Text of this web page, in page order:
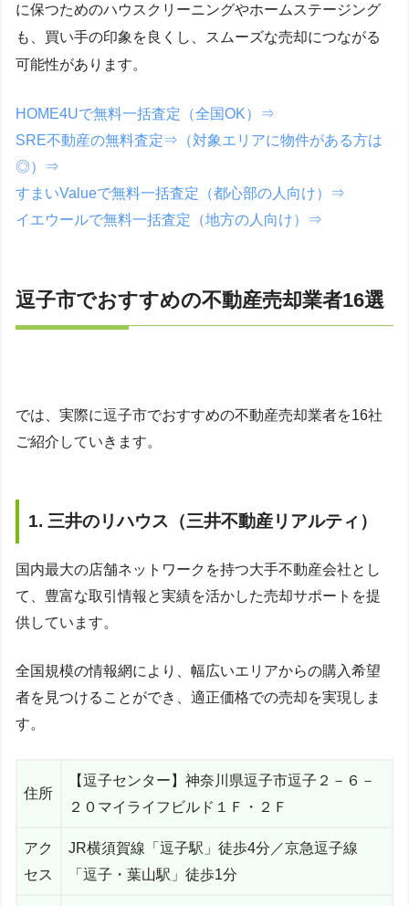
に保つためのハウスクリーニングやホームステージング
も、買い手の印象を良くし、スムーズな売却につながる
可能性があります。
HOME4Uで無料一括査定（全国OK）⇒
SRE不動産の無料査定⇒（対象エリアに物件がある方は
◎）⇒
すまいValueで無料一括査定（都心部の人向け）⇒
イエウールで無料一括査定（地方の人向け）⇒
逗子市でおすすめの不動産売却業者16選
では、実際に逗子市でおすすめの不動産売却業者を16社
ご紹介していきます。
1. 三井のリハウス（三井不動産リアルティ）
国内最大の店舗ネットワークを持つ大手不動産会社とし
て、豊富な取引情報と実績を活かした売却サポートを提
供しています。
全国規模の情報網により、幅広いエリアからの購入希望
者を見つけることができ、適正価格での売却を実現しま
す。
住所
【逗子センター】神奈川県逗子市逗子２－６－
２０マイライフビルド１Ｆ・２Ｆ
アク
セス
JR横須賀線「逗子駅」徒歩4分／京急逗子線
「逗子・葉山駅」徒歩1分